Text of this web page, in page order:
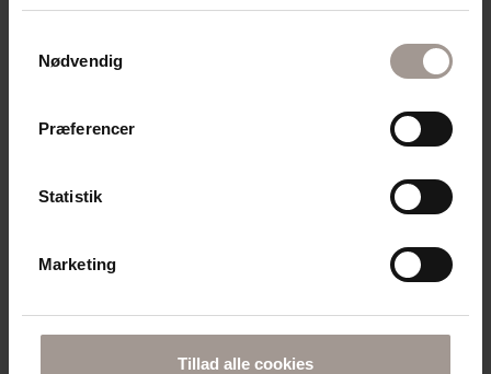
Nødvendig
Præferencer
Statistik
Marketing
Tillad alle cookies
100% FEDT | TIL MEGET TØR OG ATOPISK HUD